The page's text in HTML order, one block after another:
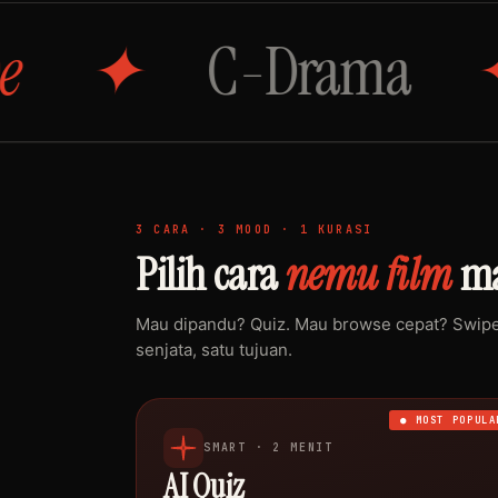
C-Drama
3 CARA · 3 MOOD · 1 KURASI
Pilih caranemu film
Mau dipandu? Quiz. Mau browse cepat?
senjata, satu tujuan.
● MOST
SMART · 2 MENIT
AI Quiz